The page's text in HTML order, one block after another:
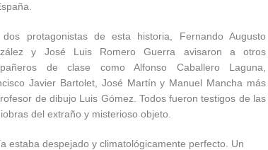
dos protagonistas de esta historia, Fernando Augusto
y José Luis Romero Guerra avisaron a otros
de clase como Alfonso Caballero Laguna,
Javier Bartolet, José Martín y Manuel Mancha más
de dibujo Luis Gómez. Todos fueron testigos de las
del extraño y misterioso objeto.
estaba despejado y climatológicamente perfecto. Un